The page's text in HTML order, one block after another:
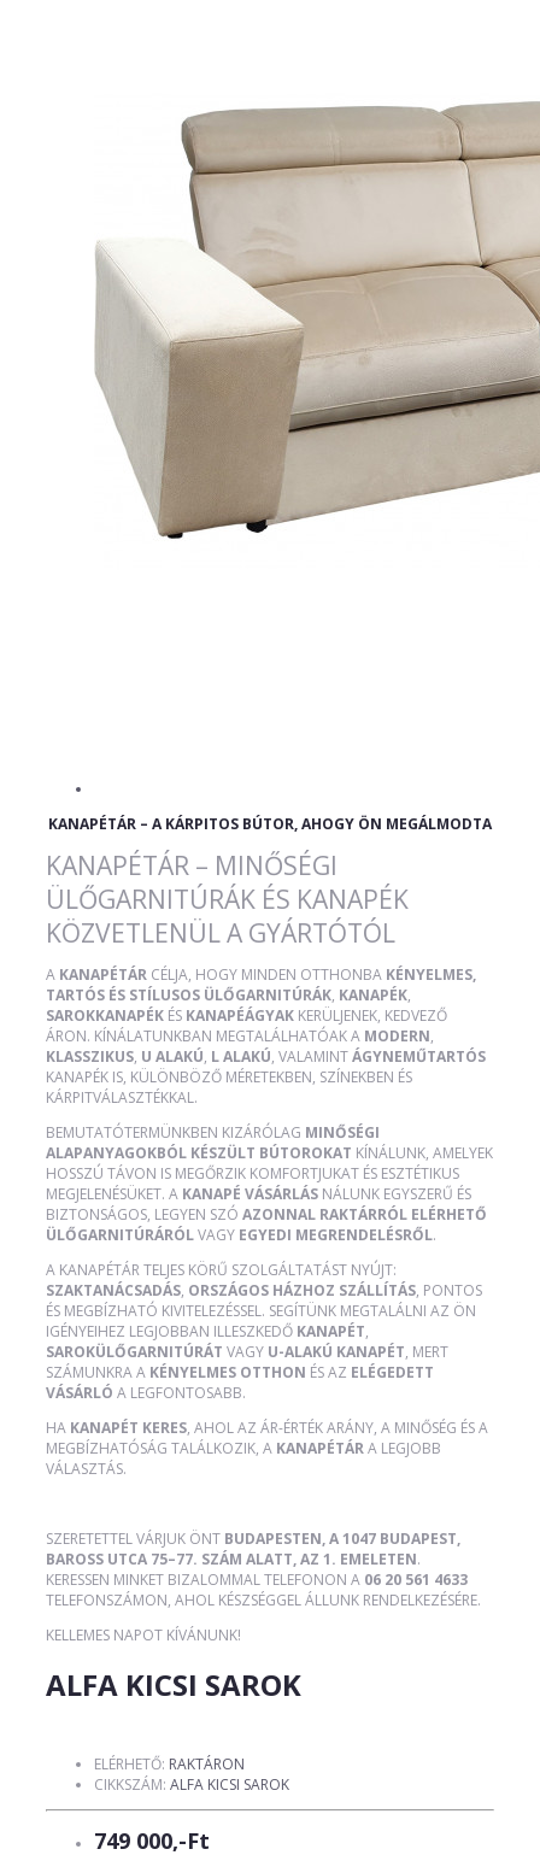
KANAPÉTÁR – A KÁRPITOS BÚTOR, AHOGY ÖN MEGÁLMODTA
KANAPÉTÁR – MINŐSÉGI
ÜLŐGARNITÚRÁK ÉS KANAPÉK
KÖZVETLENÜL A GYÁRTÓTÓL
A KANAPÉTÁR CÉLJA, HOGY MINDEN OTTHONBA KÉNYELMES,
TARTÓS ÉS STÍLUSOS ÜLŐGARNITÚRÁK, KANAPÉK,
SAROKKANAPÉK ÉS KANAPÉÁGYAK KERÜLJENEK, KEDVEZŐ
ÁRON. KÍNÁLATUNKBAN MEGTALÁLHATÓAK A MODERN,
KLASSZIKUS, U ALAKÚ, L ALAKÚ, VALAMINTÁGYNEMŰTARTÓS
KANAPÉK IS, KÜLÖNBÖZŐ MÉRETEKBEN, SZÍNEKBEN ÉS
KÁRPITVÁLASZTÉKKAL.
BEMUTATÓTERMÜNKBEN KIZÁRÓLAG MINŐSÉGI
ALAPANYAGOKBÓL KÉSZÜLT BÚTOROKAT KÍNÁLUNK, AMELYEK
HOSSZÚ TÁVON IS MEGŐRZIK KOMFORTJUKAT ÉS ESZTÉTIKUS
MEGJELENÉSÜKET. A KANAPÉ VÁSÁRLÁS NÁLUNK EGYSZERŰ ÉS
BIZTONSÁGOS, LEGYEN SZÓ AZONNAL RAKTÁRRÓL ELÉRHETŐ
ÜLŐGARNITÚRÁRÓLVAGY EGYEDI MEGRENDELÉSRŐL.
A KANAPÉTÁR TELJES KÖRŰ SZOLGÁLTATÁST NYÚJT:
SZAKTANÁCSADÁS, ORSZÁGOS HÁZHOZ SZÁLLÍTÁS, PONTOS
ÉS MEGBÍZHATÓ KIVITELEZÉSSEL. SEGÍTÜNK MEGTALÁLNI AZ ÖN
IGÉNYEIHEZ LEGJOBBAN ILLESZKEDŐ KANAPÉT,
SAROKÜLŐGARNITÚRÁT VAGY U-ALAKÚ KANAPÉT, MERT
SZÁMUNKRA A KÉNYELMES OTTHON ÉS AZ ELÉGEDETT
VÁSÁRLÓ A LEGFONTOSABB.
HA KANAPÉT KERES, AHOL AZ ÁR-ÉRTÉK ARÁNY, A MINŐSÉG ÉS A
MEGBÍZHATÓSÁG TALÁLKOZIK, A KANAPÉTÁRA LEGJOBB
VÁLASZTÁS.
SZERETETTEL VÁRJUK ÖNT BUDAPESTEN, A 1047 BUDAPEST,
BAROSS UTCA 75–77. SZÁM ALATT, AZ 1. EMELETEN.
KERESSEN MINKET BIZALOMMAL TELEFONON A 06 20 561 4633
TELEFONSZÁMON, AHOL KÉSZSÉGGEL ÁLLUNK RENDELKEZÉSÉRE.
KELLEMES NAPOT KÍVÁNUNK!
ALFA KICSI SAROK
ELÉRHETŐ: RAKTÁRON
CIKKSZÁM: ALFA KICSI SAROK
749 000,-Ft